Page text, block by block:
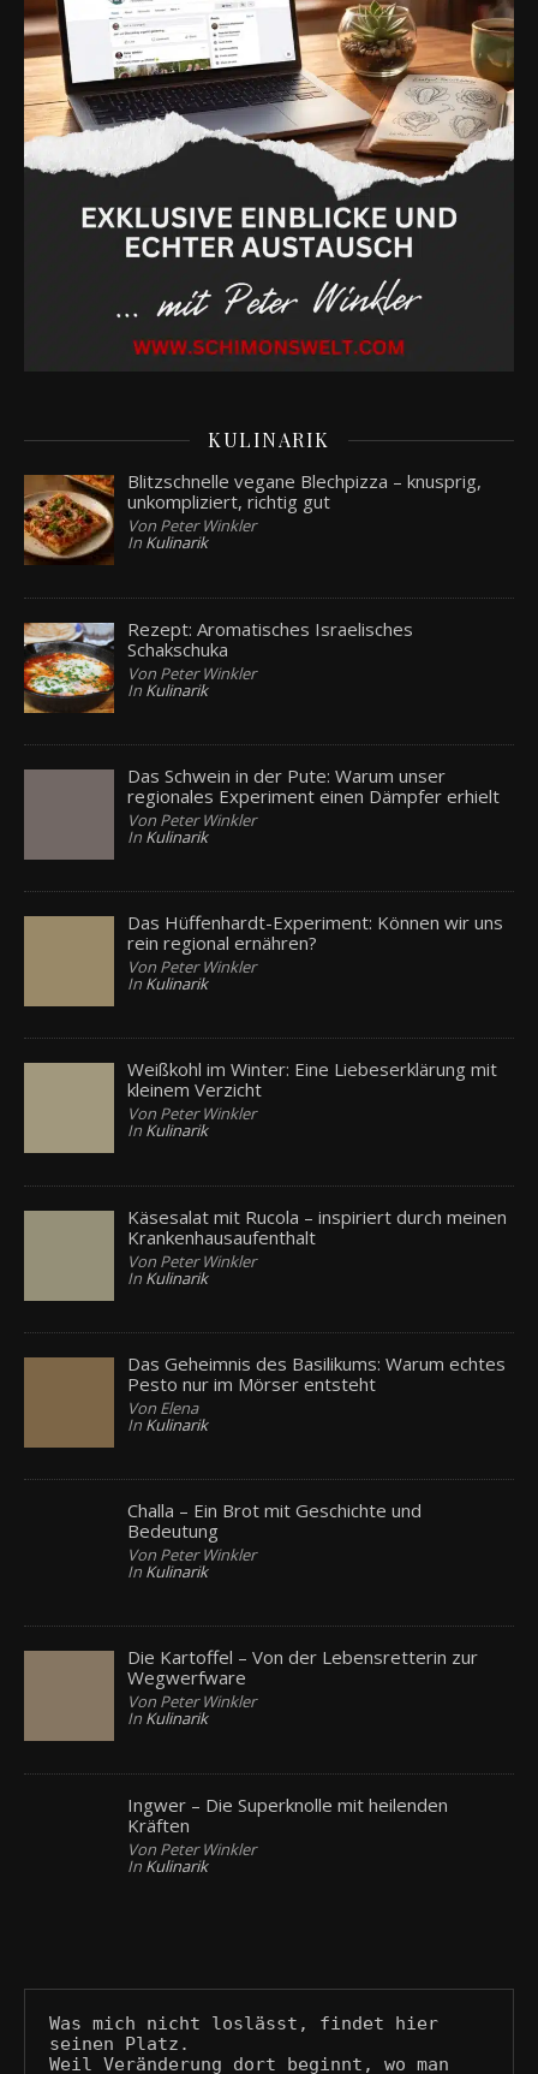
KULINARIK
Blitzschnelle vegane Blechpizza – knusprig,
unkompliziert, richtig gut
Von Peter Winkler
In Kulinarik
Rezept: Aromatisches Israelisches
Schakschuka
Von Peter Winkler
In Kulinarik
Das Schwein in der Pute: Warum unser
regionales Experiment einen Dämpfer erhielt
Von Peter Winkler
In Kulinarik
Das Hüffenhardt-Experiment: Können wir uns
rein regional ernähren?
Von Peter Winkler
In Kulinarik
Weißkohl im Winter: Eine Liebeserklärung mit
kleinem Verzicht
Von Peter Winkler
In Kulinarik
Käsesalat mit Rucola – inspiriert durch meinen
Krankenhausaufenthalt
Von Peter Winkler
In Kulinarik
Das Geheimnis des Basilikums: Warum echtes
Pesto nur im Mörser entsteht
Von Elena
In Kulinarik
Challa – Ein Brot mit Geschichte und
Bedeutung
Von Peter Winkler
In Kulinarik
Die Kartoffel – Von der Lebensretterin zur
Wegwerfware
Von Peter Winkler
In Kulinarik
Ingwer – Die Superknolle mit heilenden
Kräften
Von Peter Winkler
In Kulinarik
Was mich nicht loslässt, findet hier
seinen Platz.
Weil Veränderung dort beginnt, wo man